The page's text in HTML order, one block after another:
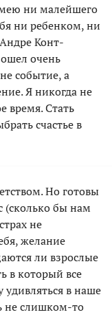
ни малейшего
ни ребенком, ни
Конт-
очень
событие, а
Я никогда не
время. Стать
счастье в
Но готовы
(сколько бы нам
не
желание
ли взрослые
в который все
в наше
не слишком-то